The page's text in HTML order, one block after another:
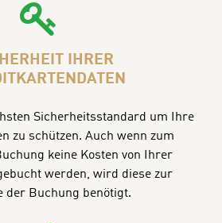
IHRER
Sicherheitsstandard um Ihre
zu schützen. Auch wenn zum
keine Kosten von Ihrer
werden, wird diese zur
der Buchung benötigt.